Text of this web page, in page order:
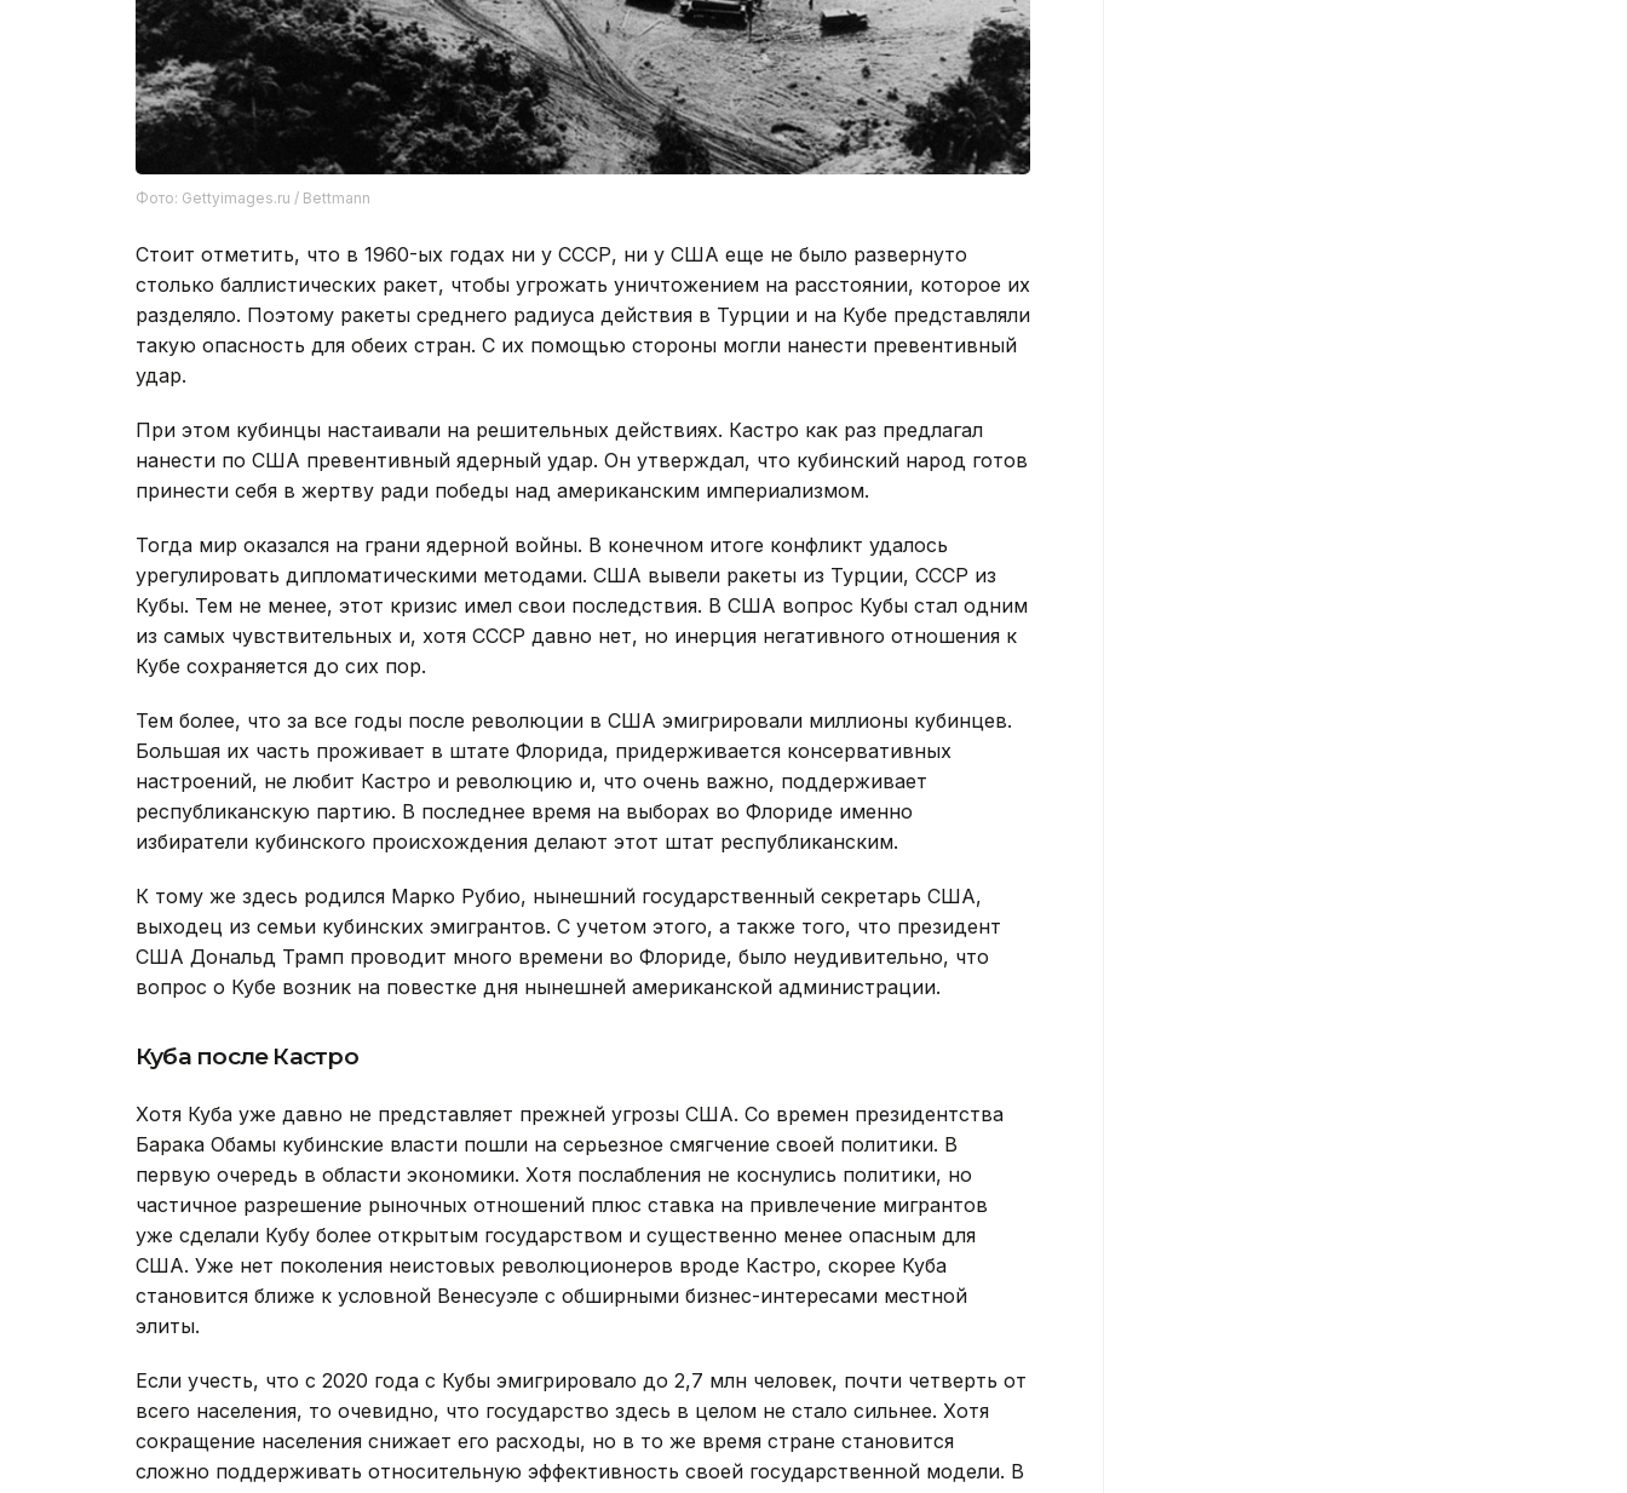
Фото: Gettyimages.ru / Bettmann
Стоит отметить, что в 1960-ых годах ни у СССР, ни у США еще не было развернуто
столько баллистических ракет, чтобы угрожать уничтожением на расстоянии, которое их
разделяло. Поэтому ракеты среднего радиуса действия в Турции и на Кубе представляли
такую опасность для обеих стран. С их помощью стороны могли нанести превентивный
удар.
При этом кубинцы настаивали на решительных действиях. Кастро как раз предлагал
нанести по США превентивный ядерный удар. Он утверждал, что кубинский народ готов
принести себя в жертву ради победы над американским империализмом.
Тогда мир оказался на грани ядерной войны. В конечном итоге конфликт удалось
урегулировать дипломатическими методами. США вывели ракеты из Турции, СССР из
Кубы. Тем не менее, этот кризис имел свои последствия. В США вопрос Кубы стал одним
из самых чувствительных и, хотя СССР давно нет, но инерция негативного отношения к
Кубе сохраняется до сих пор.
Тем более, что за все годы после революции в США эмигрировали миллионы кубинцев.
Большая их часть проживает в штате Флорида, придерживается консервативных
настроений, не любит Кастро и революцию и, что очень важно, поддерживает
республиканскую партию. В последнее время на выборах во Флориде именно
избиратели кубинского происхождения делают этот штат республиканским.
К тому же здесь родился Марко Рубио, нынешний государственный секретарь США,
выходец из семьи кубинских эмигрантов. С учетом этого, а также того, что президент
США Дональд Трамп проводит много времени во Флориде, было неудивительно, что
вопрос о Кубе возник на повестке дня нынешней американской администрации.
Куба после Кастро
Хотя Куба уже давно не представляет прежней угрозы США. Со времен президентства
Барака Обамы кубинские власти пошли на серьезное смягчение своей политики. В
первую очередь в области экономики. Хотя послабления не коснулись политики, но
частичное разрешение рыночных отношений плюс ставка на привлечение мигрантов
уже сделали Кубу более открытым государством и существенно менее опасным для
США. Уже нет поколения неистовых революционеров вроде Кастро, скорее Куба
становится ближе к условной Венесуэле с обширными бизнес-интересами местной
элиты.
Если учесть, что с 2020 года с Кубы эмигрировало до 2,7 млн человек, почти четверть от
всего населения, то очевидно, что государство здесь в целом не стало сильнее. Хотя
сокращение населения снижает его расходы, но в то же время стране становится
сложно поддерживать относительную эффективность своей государственной модели. В